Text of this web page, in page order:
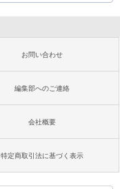
お問い合わせ
編集部へのご連絡
会社概要
特定商取引法に基づく表示